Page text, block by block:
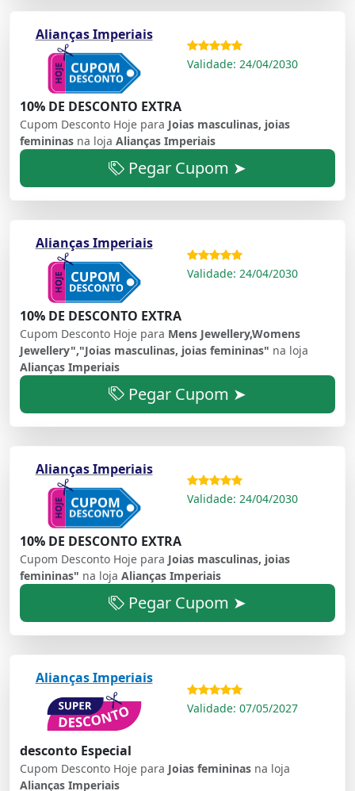
Alianças Imperiais
Validade: 24/04/2030
10% DE DESCONTO EXTRA
Cupom Desconto Hoje para Joias masculinas, joias
femininas na loja Alianças Imperiais
Pegar Cupom ➤
Alianças Imperiais
Validade: 24/04/2030
10% DE DESCONTO EXTRA
Cupom Desconto Hoje para Mens Jewellery,Womens
Jewellery","Joias masculinas, joias femininas" na loja
Alianças Imperiais
Pegar Cupom ➤
Alianças Imperiais
Validade: 24/04/2030
10% DE DESCONTO EXTRA
Cupom Desconto Hoje para Joias masculinas, joias
femininas" na loja Alianças Imperiais
Pegar Cupom ➤
Alianças Imperiais
Validade: 07/05/2027
desconto Especial
Cupom Desconto Hoje para Joias femininas na loja
Alianças Imperiais